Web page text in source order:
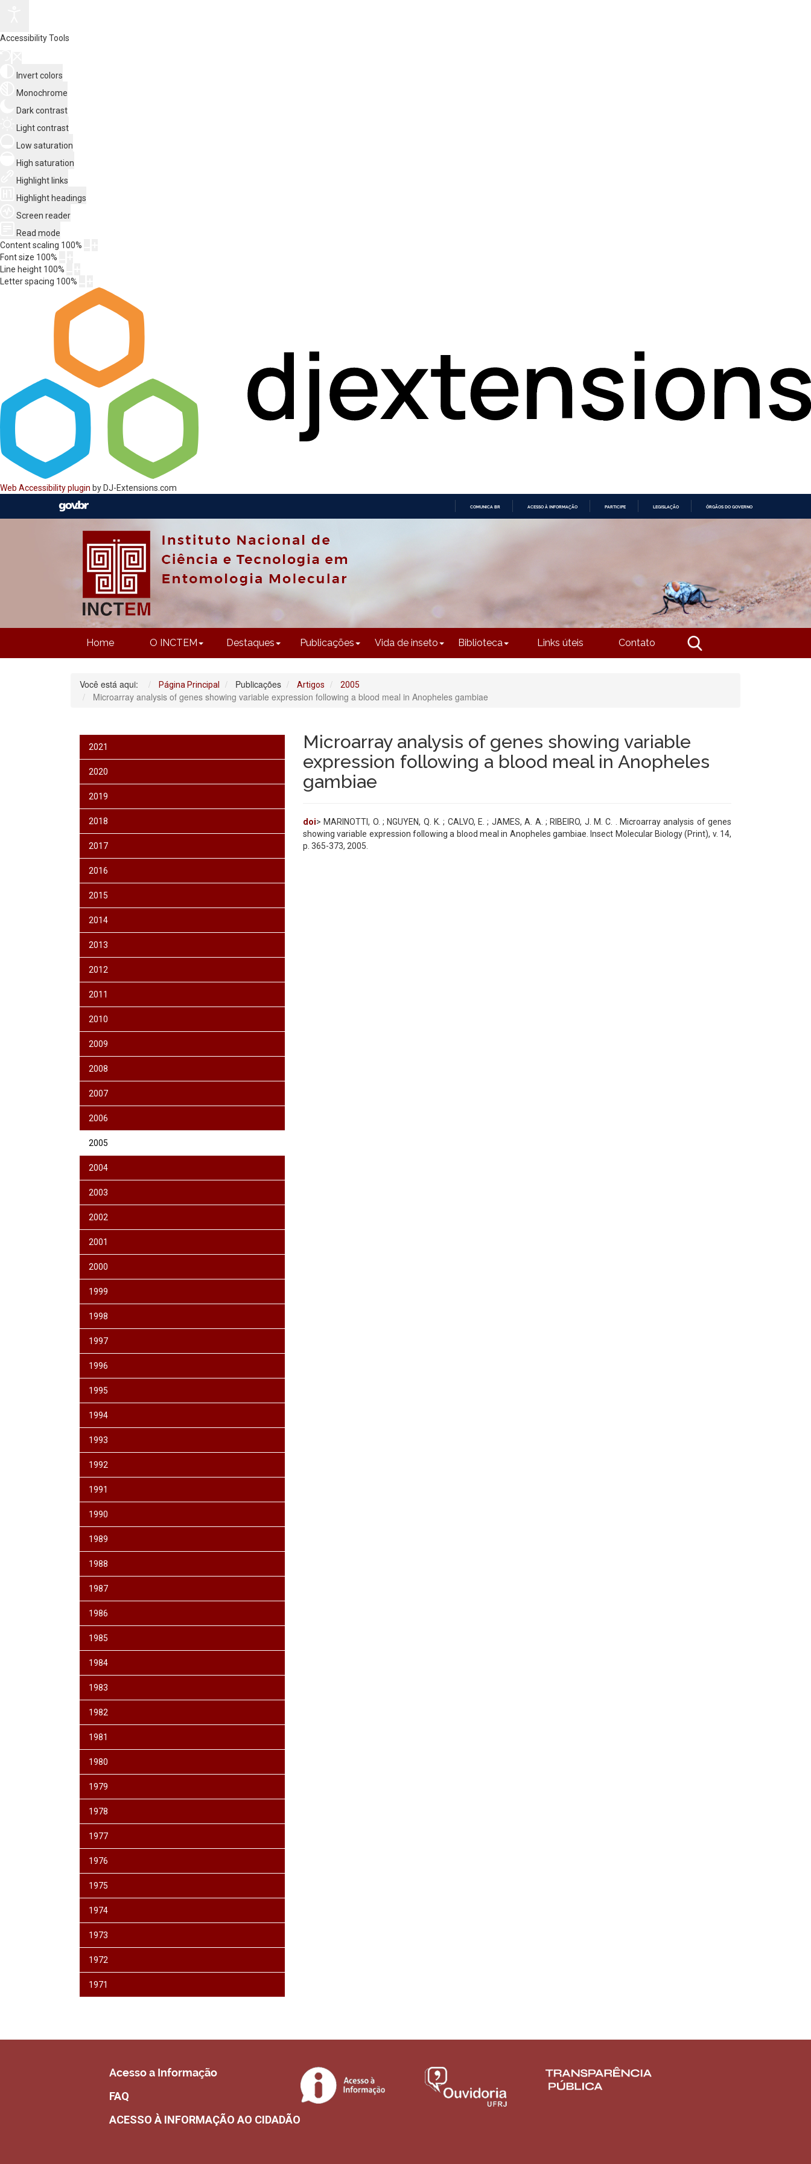
Accessibility Tools
Invert colors
Monochrome
Dark contrast
Light contrast
Low saturation
High saturation
Highlight links
Highlight headings
Screen reader
Read mode
Content scaling 100%
Font size 100%
Line height 100%
Letter spacing 100%
Web Accessibility plugin by DJ-Extensions.com
COMUNICA BR ACESSO À INFORMAÇÃO PARTICIPE LEGISLAÇÃO ÓRGÃOS DO GOVERNO
Home O INCTEM Destaques Publicações Vida de inseto Biblioteca Links úteis Contato
Você está aqui: Página Principal Publicações Artigos 2005
Microarray analysis of genes showing variable expression following a blood meal in Anopheles gambiae
2021
2020
2019
2018
2017
2016
2015
2014
2013
2012
2011
2010
2009
2008
2007
2006
2005
2004
2003
2002
2001
2000
1999
1998
1997
1996
1995
1994
1993
1992
1991
1990
1989
1988
1987
1986
1985
1984
1983
1982
1981
1980
1979
1978
1977
1976
1975
1974
1973
1972
1971
Microarray analysis of genes showing variable
expression following a blood meal in Anopheles
gambiae
doi> MARINOTTI, O. ; NGUYEN, Q. K. ; CALVO, E. ; JAMES, A. A. ; RIBEIRO, J. M. C. . Microarray analysis of genes
showing variable expression following a blood meal in Anopheles gambiae. Insect Molecular Biology (Print), v. 14,
p. 365-373, 2005.
Acesso a Informação
FAQ
ACESSO À INFORMAÇÃO AO CIDADÃO